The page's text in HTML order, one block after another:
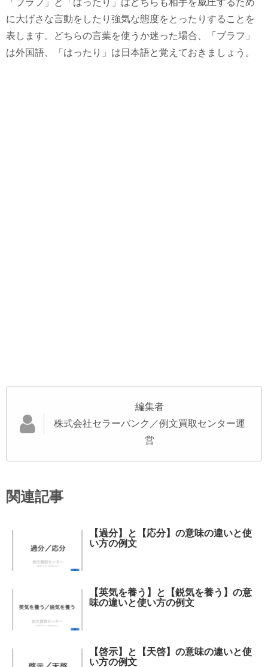
に大げさな言動をしたり強気な態度をとったりすることを
表します。どちらの言葉を使うか迷った場合、「ブラフ」
は外国語、「はったり」は日本語と覚えておきましょう。
編集者
株式会社セラーバンク／例文買取センター運
営
関連記事
【過分】と【応分】の意味の違いと使
い方の例文
【英気を養う】と【鋭気を養う】の意
味の違いと使い方の例文
【啓示】と【天啓】の意味の違いと使
い方の例文